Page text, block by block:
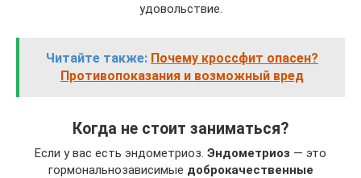
удовольствие.
Читайте также: Почему кроссфит опасен?
Противопоказания и возможный вред
Когда не стоит заниматься?
Если у вас есть эндометриоз. Эндометриоз — это
гормональнозависимые доброкачественные